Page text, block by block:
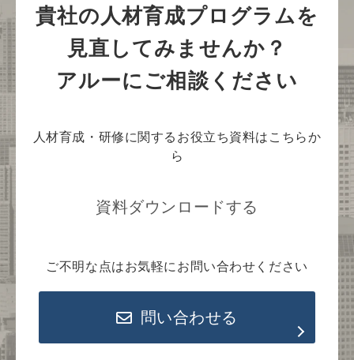
貴社の人材育成プログラムを
見直してみませんか？
アルーにご相談ください
人材育成・研修に関するお役立ち資料はこちらか
ら
資料ダウンロードする
ご不明な点はお気軽にお問い合わせください
問い合わせる